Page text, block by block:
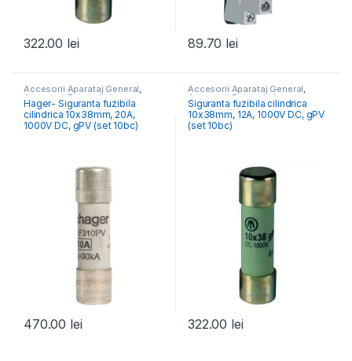
322.00 lei 89.70 lei
Accesorii Aparataj General,
Accesorii Fotovoltaice
Hager- Siguranta fuzibila
cilindrica 10x38mm, 20A,
1000V DC, gPV (set 10bc)
470.00 lei
Accesorii Aparataj General,
Accesorii Fotovoltaice
Siguranta fuzibila cilindrica
10x38mm, 12A, 1000V DC, gPV
(set 10bc)
322.00 lei